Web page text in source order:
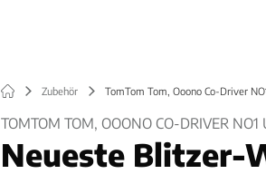
Zubehör TomTom Tom, Ooono Co-Driver
TOMTOM TOM, OOONO CO-DRIVER NO1
Neueste Blitzer-